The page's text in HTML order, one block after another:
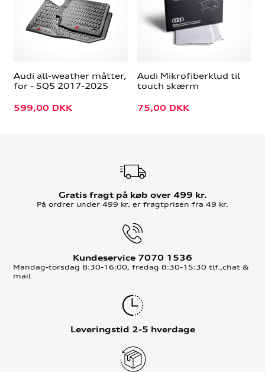
Audi all-weather måtter,
for - SQ5 2017-2025
599,00 DKK
Audi Mikrofiberklud til
touch skærm
75,00 DKK
Gratis fragt på køb over 499 kr.
På ordrer under 499 kr. er fragtprisen fra 49 kr.
Kundeservice 7070 1536
Mandag-torsdag 8:30-16:00, fredag 8:30-15:30 tlf.,chat &
mail
Leveringstid 2-5 hverdage